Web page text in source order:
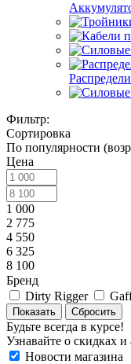
Фильтр:
Сортировка
По популярности
Цена
1 000
2 775
4 550
6 325
8 100
Бренд
Dirty Rigger
Показать Сбросить
Будьте всегда в курсе!
Узнавайте о скидках
Новости магазина